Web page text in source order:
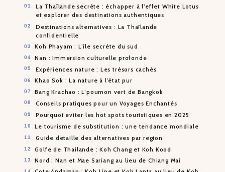
La Thaïlande secrète : échapper à l’effet White Lotus
et explorer des destinations authentiques
Destinations alternatives : La Thaïlande
confidentielle
Koh Phayam : L’île secrète du sud
Nan : Immersion culturelle profonde
Expériences nature : Les trésors cachés
Khao Sok : La nature à l’état pur
Bang Krachao : L’poumon vert de Bangkok
Conseils pratiques pour un Voyages Enchantés
Pourquoi eviter les hot spots touristiques en 2025
Le tourisme de substitution : une tendance mondiale
Guide detaille des alternatives par region
Golfe de Thailande : Koh Chang et Koh Kood
Nord : Nan et Mae Sariang au lieu de Chiang Mai